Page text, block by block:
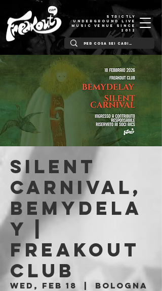
STRICTLY
UNDERGROUND LIVE
MUSIC VENUE SINCE
2012
Silent
Carnival,
BeMyDela
y |
Freakout
Club
Wed, Feb 18
Bologna